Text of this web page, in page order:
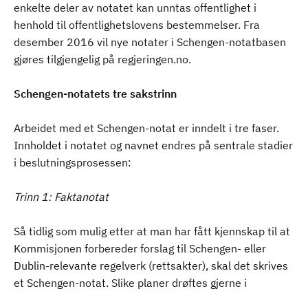
enkelte deler av notatet kan unntas offentlighet i
henhold til offentlighetslovens bestemmelser. Fra
desember 2016 vil nye notater i Schengen-notatbasen
gjøres tilgjengelig på regjeringen.no.
Schengen-notatets tre sakstrinn
Arbeidet med et Schengen-notat er inndelt i tre faser.
Innholdet i notatet og navnet endres på sentrale stadier
i beslutningsprosessen:
Trinn 1: Faktanotat
Så tidlig som mulig etter at man har fått kjennskap til at
Kommisjonen forbereder forslag til Schengen- eller
Dublin-relevante regelverk (rettsakter), skal det skrives
et Schengen-notat. Slike planer drøftes gjerne i